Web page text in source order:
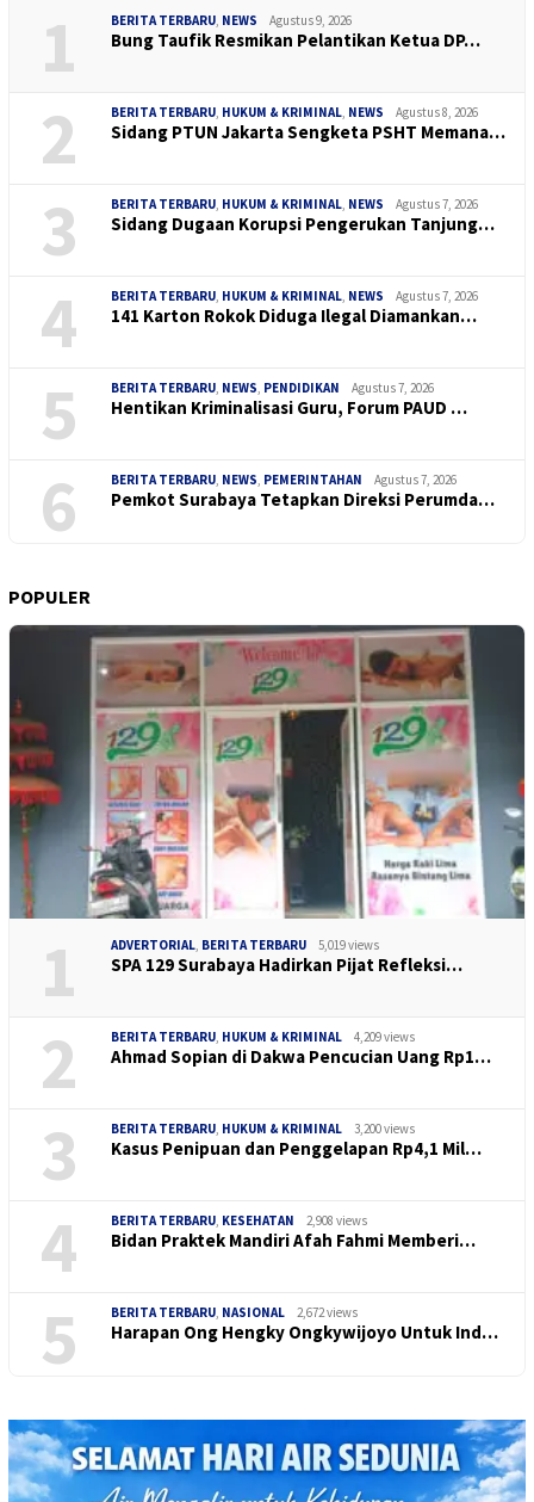
1 BERITA TERBARU, NEWS Agustus 9, 2026
Bung Taufik Resmikan Pelantikan Ketua DP…
2 BERITA TERBARU, HUKUM & KRIMINAL, NEWS Agustus 8, 2026
Sidang PTUN Jakarta Sengketa PSHT Memana…
3 BERITA TERBARU, HUKUM & KRIMINAL, NEWS Agustus 7, 2026
Sidang Dugaan Korupsi Pengerukan Tanjung…
4 BERITA TERBARU, HUKUM & KRIMINAL, NEWS Agustus 7, 2026
141 Karton Rokok Diduga Ilegal Diamankan…
5 BERITA TERBARU, NEWS, PENDIDIKAN Agustus 7, 2026
Hentikan Kriminalisasi Guru, Forum PAUD …
6 BERITA TERBARU, NEWS, PEMERINTAHAN Agustus 7, 2026
Pemkot Surabaya Tetapkan Direksi Perumda…
POPULER
1 ADVERTORIAL, BERITA TERBARU 5,019 views
SPA 129 Surabaya Hadirkan Pijat Refleksi…
2 BERITA TERBARU, HUKUM & KRIMINAL 4,209 views
Ahmad Sopian di Dakwa Pencucian Uang Rp1…
3 BERITA TERBARU, HUKUM & KRIMINAL 3,200 views
Kasus Penipuan dan Penggelapan Rp4,1 Mil…
4 BERITA TERBARU, KESEHATAN 2,908 views
Bidan Praktek Mandiri Afah Fahmi Memberi…
5 BERITA TERBARU, NASIONAL 2,672 views
Harapan Ong Hengky Ongkywijoyo Untuk Ind…